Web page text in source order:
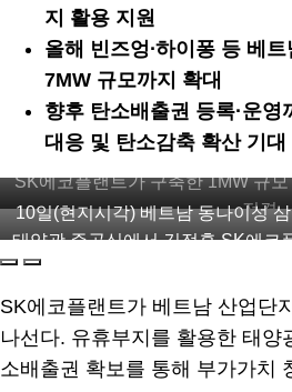
지 활용 지원
올해 빈즈엉∙하이퐁 등 베트
7MW 규모까지 확대
향후 탄소배출권 등록·운영
대응 및 탄소감축 확산 기대
SK에코플랜트가 구축한 1MW 규
전경
10일(현지시각) 베트남 동나이성
태양광 준공식에서 김정훈 SK에코
네번째)과 이상훈 삼일비나 법인장
자들이 기념촬영
SK에코플랜트가 베트남 산업단
나선다. 유휴부지를 활용한 태양
소배출권 확보를 통해 부가가치